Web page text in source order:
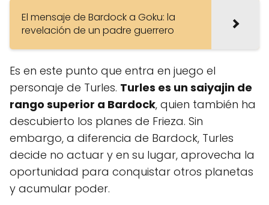
El mensaje de Bardock a Goku: la
revelación de un padre guerrero
Es en este punto que entra en juego el
personaje de Turles. Turles es un saiyajin de
rango superior a Bardock, quien también ha
descubierto los planes de Frieza. Sin
embargo, a diferencia de Bardock, Turles
decide no actuar y en su lugar, aprovecha la
oportunidad para conquistar otros planetas
y acumular poder.